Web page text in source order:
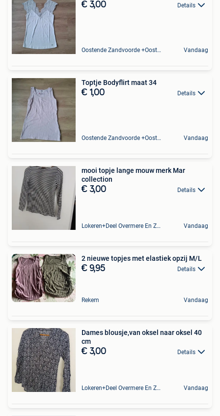
€ 3,00 Details
Oostende Zandvoorde +Oostende Vandaag
Toptje Bodyflirt maat 34
€ 1,00 Details
Oostende Zandvoorde +Oostende Vandaag
mooi topje lange mouw merk Mar
collection
€ 3,00 Details
Lokeren+Deel Overmere En Zele Vandaag
2 nieuwe topjes met elastiek opzij M/L
€ 9,95 Details
Rekem Vandaag
Dames blousje,van oksel naar oksel 40
cm
€ 3,00 Details
Lokeren+Deel Overmere En Zele Vandaag